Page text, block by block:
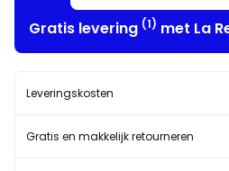
Gratis levering (1) met La
Leveringskosten
Gratis en makkelijk retourneren